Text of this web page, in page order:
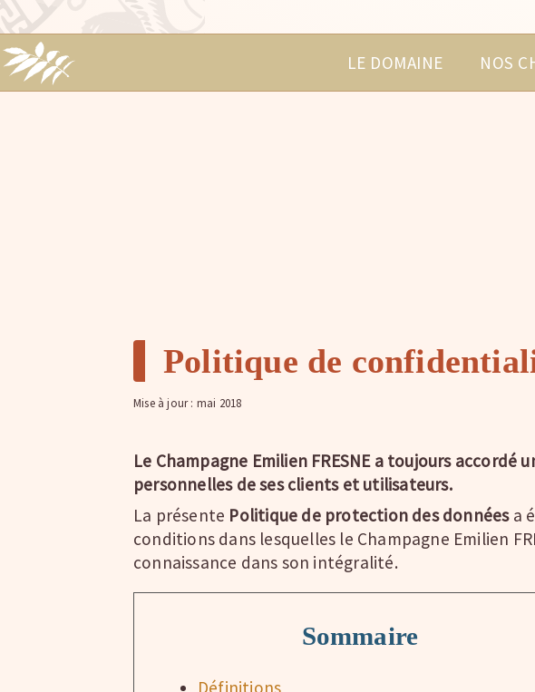
LE DOMAINE NOS
Politique de
Mise à jour : mai 2018
Le Champagne Emilien FRESNE a toujours
personnelles de ses clients et utilisateurs.
La présente Politique de protection des donnéesa
conditions dans lesquelles le Champagne Emilien
connaissance dans son intégralité.
Sommaire